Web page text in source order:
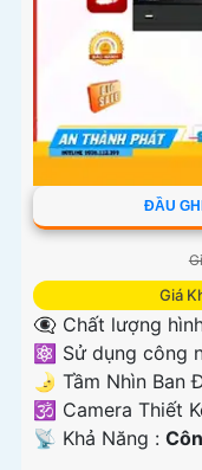
ĐẦU
Giá
👁️‍🗨 Chất lượng
⚛️ Sử dụng công
🌛 Tầm Nhìn Ban
🕉️ Camera Thiết
️📡 Khả Năng :